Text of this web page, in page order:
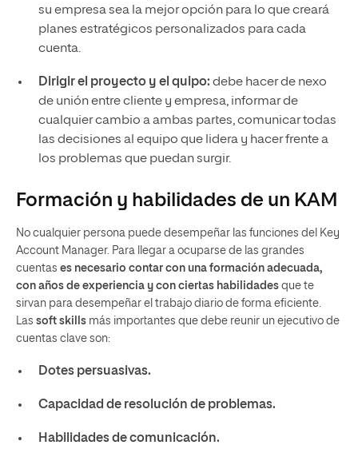
su empresa sea la mejor opción para lo que creará
planes estratégicos personalizados para cada
cuenta.
Dirigir el proyecto y el quipo: debe hacer de nexo
de unión entre cliente y empresa, informar de
cualquier cambio a ambas partes, comunicar todas
las decisiones al equipo que lidera y hacer frente a
los problemas que puedan surgir.
Formación y habilidades de un KAM
No cualquier persona puede desempeñar las funciones del Key
Account Manager. Para llegar a ocuparse de las grandes
cuentas es necesario contar con una formación adecuada,
con años de experiencia y con ciertas habilidades que te
sirvan para desempeñar el trabajo diario de forma eficiente.
Las soft skills más importantes que debe reunir un ejecutivo de
cuentas clave son:
Dotes persuasivas.
Capacidad de resolución de problemas.
Habilidades de comunicación.